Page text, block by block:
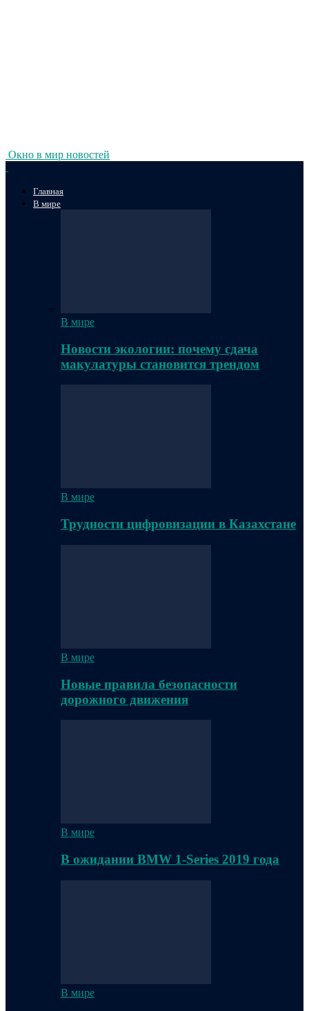
Окно в мир новостей
Главная
В мире
В мире
Новости экологии: почему сдача
макулатуры становится трендом
В мире
Трудности цифровизации в Казахстане
В мире
Новые правила безопасности
дорожного движения
В мире
В ожидании BMW 1-Series 2019 года
В мире